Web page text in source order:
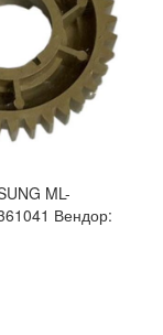
ML-
Вендор: